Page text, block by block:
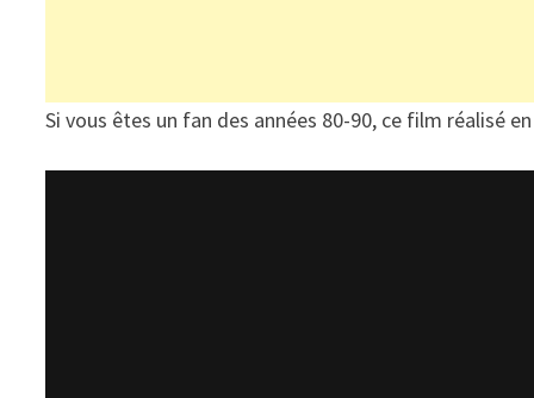
Si vous êtes un fan des années 80-90, ce film réalisé